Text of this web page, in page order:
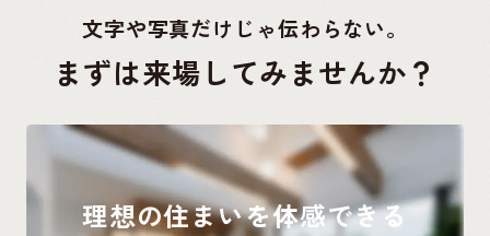
文字や写真だけじゃ伝わらない。
まずは来場してみませんか？
理想の住まいを体感できる